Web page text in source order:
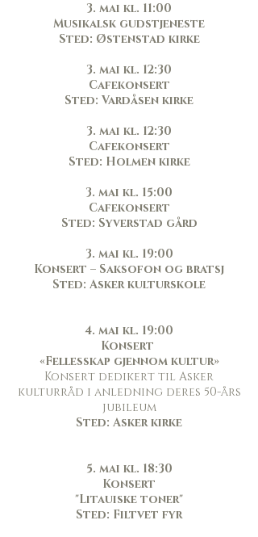
3. mai kl. 11:00
Musikalsk gudstjeneste
Sted: Østenstad kirke
3. mai kl. 12:30
Cafekonsert
Sted: Vardåsen kirke
3. mai kl. 12:30
Cafekonsert
Sted: Holmen kirke
3. mai kl. 15:00
Cafekonsert
Sted: Syverstad gård
3. mai kl. 19:00
Konsert – Saksofon og bratsj
Sted: Asker kulturskole
4. mai kl. 19:00
Konsert
«Fellesskap gjennom kultur»
Konsert dedikert til Asker
kulturråd i anledning deres 50-års
jubileum
Sted: Asker kirke
5. mai kl. 18:30
Konsert
"Litauiske toner"
Sted: Filtvet fyr